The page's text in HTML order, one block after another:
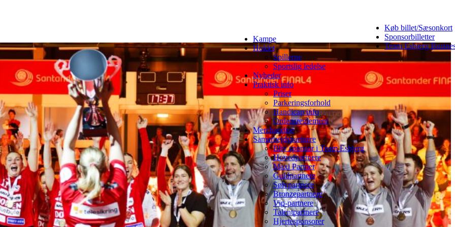
Køb billet/Sæsonkort
Sponsorbilletter
Team Esbjerg
Kampe
Holdet
Spillerne
Sportslig ledelse
Nyheder
Praktisk info
Priser
Parkeringsforhold
Handicap info
Ordensreglement
Merchandise
Samarbejdspartnere
Bliv sponsor i Team Esbjerg
Hovedpartnere
Maxi Partner
Guldpartnere
Sølvpartnere
Bronzepartnere
Vip-partnere
Talentpartnere
Hjertesponsorer